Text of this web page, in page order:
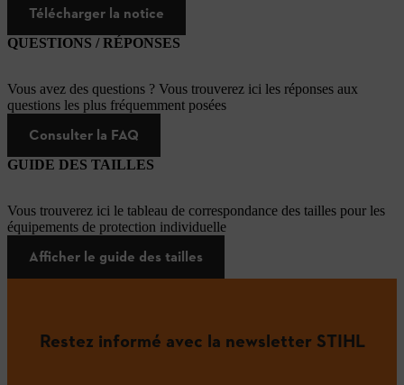
Télécharger la notice
QUESTIONS / RÉPONSES
Vous avez des questions ? Vous trouverez ici les réponses aux
questions les plus fréquemment posées
Consulter la FAQ
GUIDE DES TAILLES
Vous trouverez ici le tableau de correspondance des tailles pour les
équipements de protection individuelle
Afficher le guide des tailles
Restez informé avec la newsletter STIHL